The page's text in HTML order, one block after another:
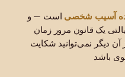
آسیب شخصی است — و
یک قانون مرور زمان
دیگر نمی‌توانید شکایت